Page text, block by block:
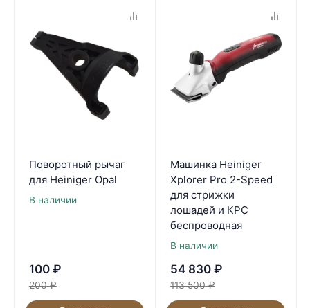
Поворотный рычаг
для Heiniger Opal
В наличии
100 ₽
200 ₽
Машинка Heiniger
Xplorer Pro 2-Speed
для стрижки
лошадей и КРС
беспроводная
В наличии
54 830 ₽
113 500 ₽